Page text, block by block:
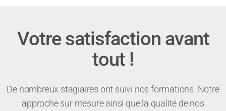
Votre satisfaction avant
tout !
De nombreux stagiaires ont suivi nos formations. Notre
approche sur mesure ainsi que la qualité de nos